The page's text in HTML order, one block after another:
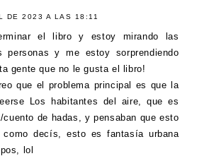
DE 2023 A LAS 18:11
el libro y estoy mirando las
personas y me estoy sorprendiendo
gente que no le gusta el libro!
que el problema principal es que la
Los habitantes del aire, que es
de hadas, y pensaban que esto
decís, esto es fantasía urbana
lol